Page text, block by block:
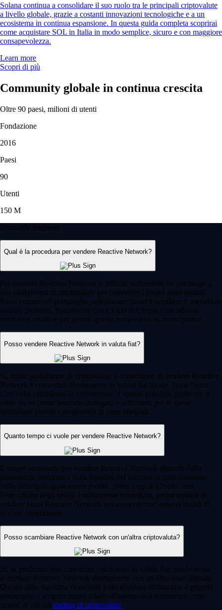
Solana continua a consolidare il suo ruolo tra le principali criptovalute
a livello globale, grazie a costanti innovazioni tecnologiche e a un
ecosistema in continua espansione. In questa guida completa scoprirai
come acquistare SOL in Italia in modo semplice, sicuro e con maggiore
consapevolezza.
Learn more
Scopri di più
Community globale in continua crescita
Oltre 90 paesi, milioni di utenti
Fondazione
2016
Paesi
90
Utenti
150 M
Domande frequenti
Qual è la procedura per vendere Reactive Network?
Per vendere Reactive Network si utilizza solitamente un exchange o
una piattaforma di criptovalute per convertire i propri asset digitali.
Basta entrare nel portafoglio, selezionare l'asset e scegliere il metodo di
incasso preferito. Piattaforme come l'app di Crypto.com offrono
interfacce intuitive per gestire queste conversioni in modo pratico.
Posso vendere Reactive Network in valuta fiat?
Sì, molte piattaforme di criptovalute ti consentono di vendere Reactive
Network e convertirli direttamente in valuta fiat locale, come l'euro.
Una volta completata la conversione, è spesso possibile prelevare il
saldo su un conto bancario collegato o utilizzarlo per le spese
quotidiane tramite i programmi di carte integrati.
Quanto tempo ci vuole per vendere Reactive Network?
Il tempo necessario per vendere Reactive Network dipende dalla
piattaforma utilizzata e dalla liquidità del mercato in quel momento.
Sulle principali applicazioni mobili, come l'app di Crypto.com,
l'esecuzione degli ordini è solitamente immediata, permettendoti di
vendere i tuoi Reactive Network velocemente non appena decidi di
avviare l'operazione.
Posso scambiare Reactive Network con un'altra criptovaluta?
Sì, se preferisci non convertire i tuoi asset in valuta fiat, puoi spesso
scambiare Reactive Network direttamente con un altro asset digitale.
Questo offre massima flessibilità a chi desidera ribilanciare il proprio
portafoglio o scoprire nuovi token all'interno dell'ecosistema cripto.
Scopri di più sul trading di criptovalute